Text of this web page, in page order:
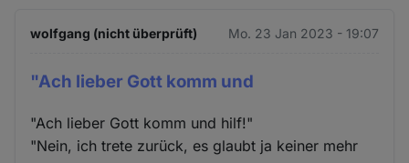
wolfgang (nicht überprüft) Mo. 23 Jan 2023 - 19:07
"Ach lieber Gott komm und
"Ach lieber Gott komm und hilf!"
"Nein, ich trete zurück, es glaubt ja keiner mehr